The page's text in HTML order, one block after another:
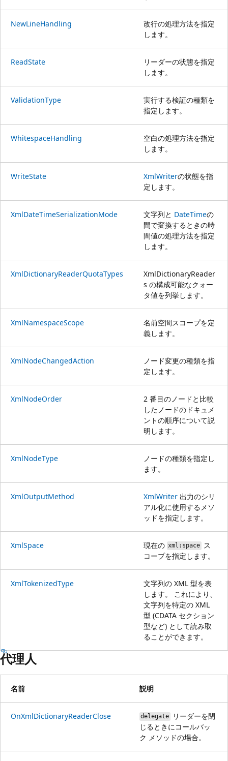
NewLineHandling
改行の処理方法を指定
します。
ReadState
リーダーの状態を指定
します。
ValidationType
実行する検証の種類を
指定します。
WhitespaceHandling
空白の処理方法を指定
します。
WriteState XmlWriterの状態を指
定します。
XmlDateTimeSerializationMode 文字列と DateTimeの
間で変換するときの時
間値の処理方法を指定
します。
XmlDictionaryReaderQuotaTypes
XmlDictionaryReader
s の構成可能なクォー
タ値を列挙します。
XmlNamespaceScope
名前空間スコープを定
義します。
XmlNodeChangedAction
ノード変更の種類を指
定します。
XmlNodeOrder
2 番目のノードと比較
したノードのドキュメ
ントの順序について説
明します。
XmlNodeType
ノードの種類を指定し
ます。
XmlOutputMethod XmlWriter 出力のシリ
アル化に使用するメソ
ッドを指定します。
XmlSpace 現在の xml:space
ス
コープを指定します。
XmlTokenizedType
文字列の XML 型を表
します。 これにより、
文字列を特定の XML
型 (CDATA セクション
型など) として読み取
ることができます。
代理人
名前 説明
OnXmlDictionaryReaderClose delegate
リーダーを閉
じるときにコールバッ
ク メソッドの場合。